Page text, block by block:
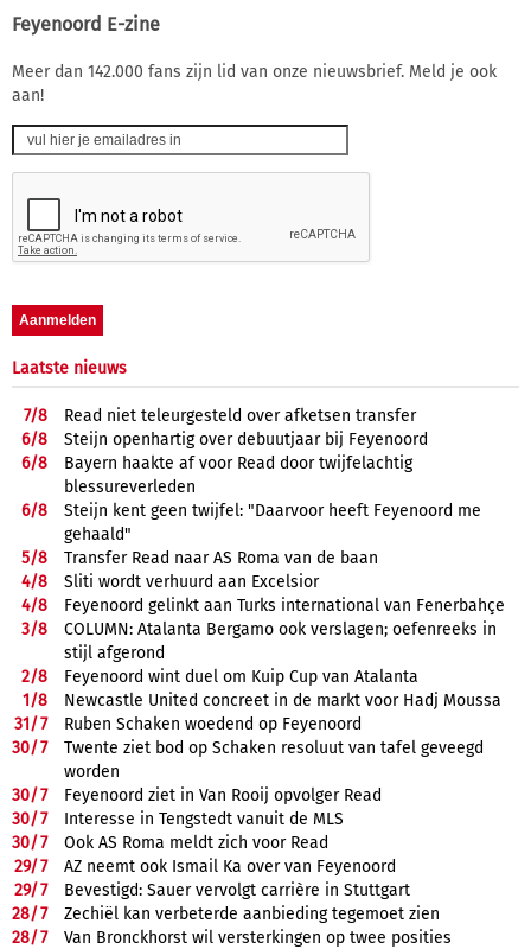
Feyenoord E-zine
Meer dan 142.000 fans zijn lid van onze nieuwsbrief. Meld je ook
aan!
Laatste nieuws
7/8
Read niet teleurgesteld over afketsen transfer
6/8
Steijn openhartig over debuutjaar bij Feyenoord
6/8
Bayern haakte af voor Read door twijfelachtig
blessureverleden
6/8
Steijn kent geen twijfel: "Daarvoor heeft Feyenoord me
gehaald"
5/8
Transfer Read naar AS Roma van de baan
4/8
Sliti wordt verhuurd aan Excelsior
4/8
Feyenoord gelinkt aan Turks international van Fenerbahçe
3/8
COLUMN: Atalanta Bergamo ook verslagen; oefenreeks in
stijl afgerond
2/8
Feyenoord wint duel om Kuip Cup van Atalanta
1/8
Newcastle United concreet in de markt voor Hadj Moussa
31/7
Ruben Schaken woedend op Feyenoord
30/7
Twente ziet bod op Schaken resoluut van tafel geveegd
worden
30/7
Feyenoord ziet in Van Rooij opvolger Read
30/7
Interesse in Tengstedt vanuit de MLS
30/7
Ook AS Roma meldt zich voor Read
29/7
AZ neemt ook Ismail Ka over van Feyenoord
29/7
Bevestigd: Sauer vervolgt carrière in Stuttgart
28/7
Zechiël kan verbeterde aanbieding tegemoet zien
28/7
Van Bronckhorst wil versterkingen op twee posities